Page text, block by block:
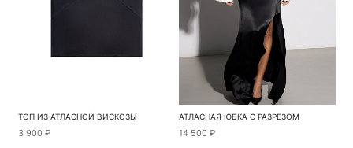
ТОП ИЗ АТЛАСНОЙ ВИСКОЗЫ
3 900 ₽
АТЛАСНАЯ ЮБКА С РАЗРЕЗОМ
14 500 ₽